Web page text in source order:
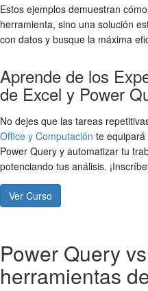
Estos ejemplos demuestran
herramienta, sino una solución
con datos y busque la máxima
Aprende de los
de Excel y Power
No dejes que las tareas
Office y Computación te
Power Query y automatizar tu
potenciando tus análisis.
Ver Curso
Power Query
herramientas